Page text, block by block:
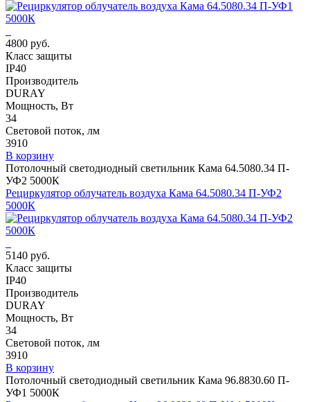
4800 руб.
Класс защиты
IP40
Производитель
DURAY
Мощность, Вт
34
Световой поток, лм
3910
В корзину
Потолочный светодиодный светильник Кама 64.5080.34 П-
УФ2 5000К
Рециркулятор облучатель воздуха Кама 64.5080.34 П-УФ2
5000К
5140 руб.
Класс защиты
IP40
Производитель
DURAY
Мощность, Вт
34
Световой поток, лм
3910
В корзину
Потолочный светодиодный светильник Кама 96.8830.60 П-
УФ1 5000К